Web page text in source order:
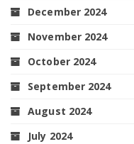
December 2024
November 2024
October 2024
September 2024
August 2024
July 2024